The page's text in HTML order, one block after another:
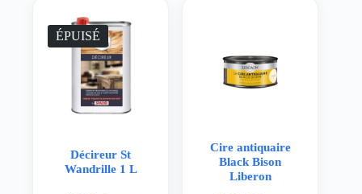
ÉPUISÉ
Décireur St
Wandrille 1 L
Cire antiquaire
Black Bison
Liberon